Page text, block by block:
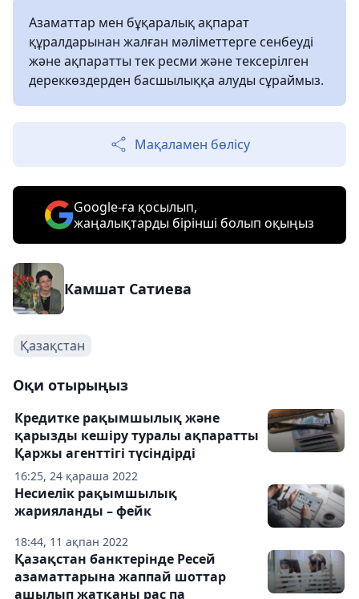
Азаматтар мен бұқаралық ақпарат
құралдарынан жалған мәліметтерге сенбеуді
және ақпаратты тек ресми және тексерілген
дереккөздерден басшылыққа алуды сұраймыз.
Мақаламен бөлісу
Google-ға қосылып,
жаңалықтарды бірінші болып оқыңыз
Камшат Сатиева
Қазақстан
Оқи отырыңыз
16:25, 24 қараша 2022
Кредитке рақымшылық және
қарызды кешіру туралы ақпаратты
Қаржы агенттігі түсіндірді
18:44, 11 ақпан 2022
Несиелік рақымшылық
жарияланды – фейк
Қазақстан банктерінде Ресей
азаматтарына жаппай шоттар
ашылып жатқаны рас па